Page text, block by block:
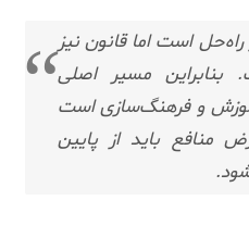
است اما قانون نیز
بنابراین مسیر اصلی
و فرهنگ‌سازی است
منافع باید از پایین